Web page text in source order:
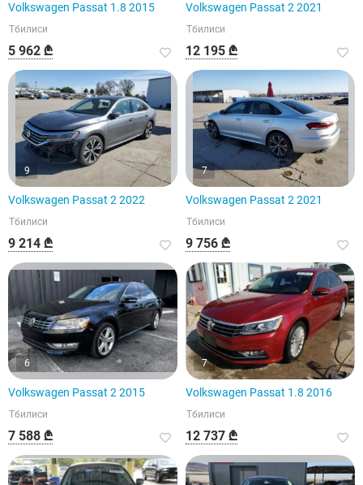
Volkswagen Passat 1.8 2015
Тбилиси
5 962 ₾
Volkswagen Passat 2 2021
Тбилиси
12 195 ₾
9
Volkswagen Passat 2 2022
Тбилиси
9 214 ₾
7
Volkswagen Passat 2 2021
Тбилиси
9 756 ₾
6
Volkswagen Passat 2 2015
Тбилиси
7 588 ₾
7
Volkswagen Passat 1.8 2016
Тбилиси
12 737 ₾